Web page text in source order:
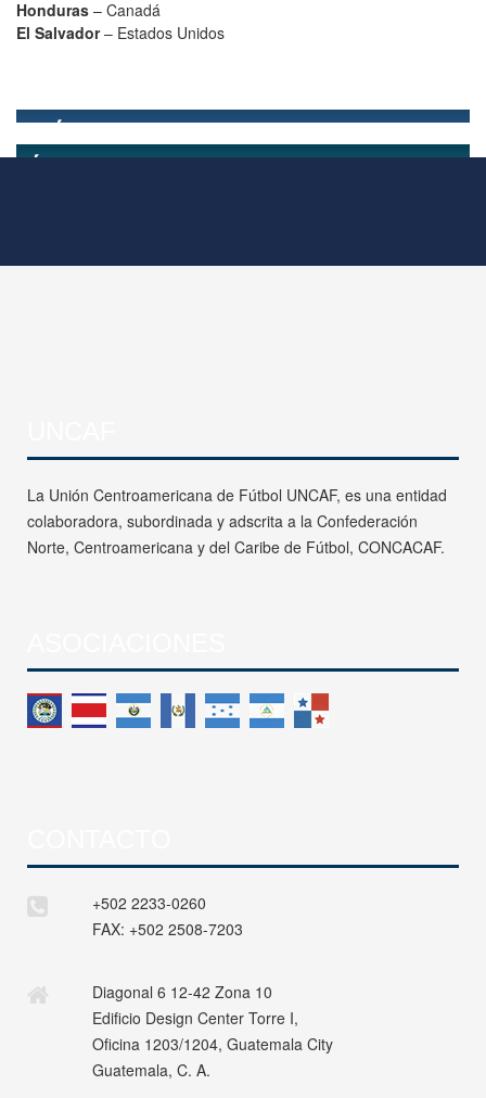
Honduras – Canadá
El Salvador– Estados Unidos
La Unión Centroamericana de Fútbol UNCAF, es una entidad
colaboradora, subordinada y adscrita a la Confederación
Norte, Centroamericana y del Caribe de Fútbol, CONCACAF.
+502 2233-0260
FAX: +502 2508-7203
Diagonal 6 12-42 Zona 10
Edificio Design Center Torre I,
Oficina 1203/1204, Guatemala City
Guatemala, C. A.